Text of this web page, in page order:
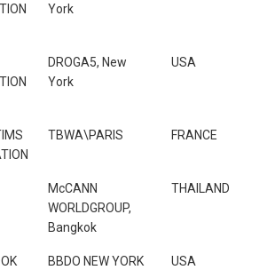
York
DROGA5, New
York
USA
TBWA\PARIS FRANCE
McCANN
WORLDGROUP,
Bangkok
THAILAND
BBDO NEW YORK USA